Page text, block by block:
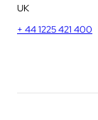
UK
+ 44 1225 421 400